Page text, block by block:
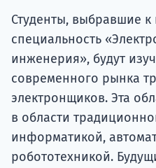
Студенты, выбравшие
специальность
инженерия», будут
современного рынка
электронщиков. Эта
в области
информатикой,
робототехникой.